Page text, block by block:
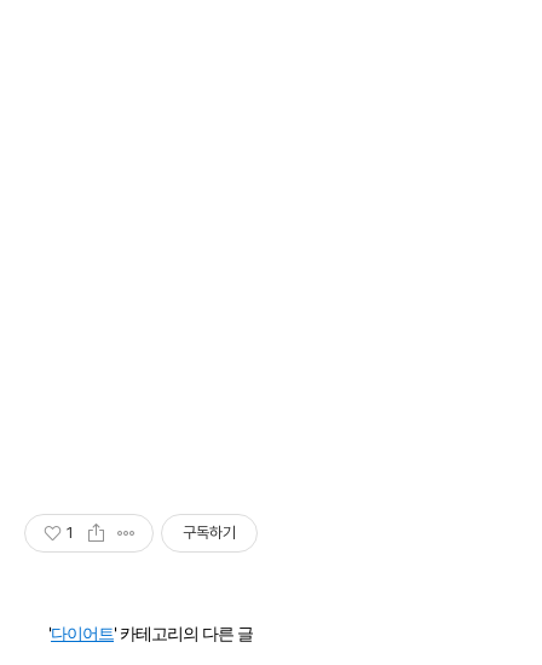
1 구독하기
'다이어트' 카테고리의 다른 글